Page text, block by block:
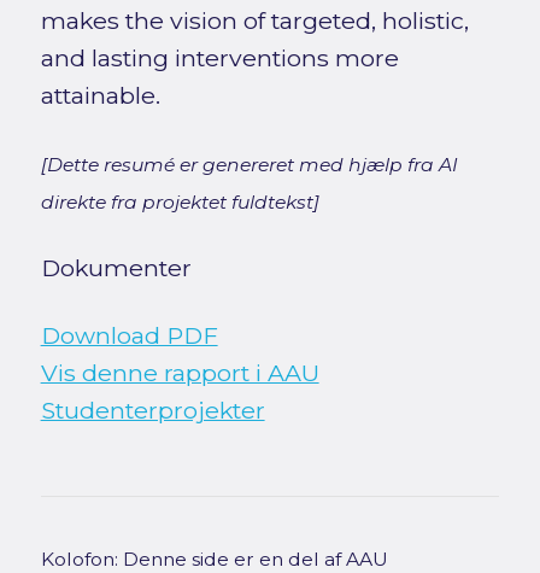
makes the vision of targeted, holistic,
and lasting interventions more
attainable.
[Dette resumé er genereret med hjælp fra AI
direkte fra projektet fuldtekst]
Dokumenter
Download PDF
Vis denne rapport i AAU
Studenterprojekter
Kolofon: Denne side er en del af AAU